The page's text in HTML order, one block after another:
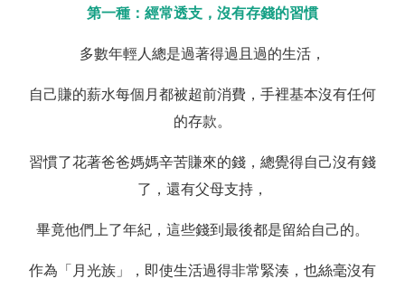
第一種：經常透支，沒有存錢的習慣
多數年輕人總是過著得過且過的生活，
自己賺的薪水每個月都被超前消費，手裡基本沒有任何
的存款。
習慣了花著爸爸媽媽辛苦賺來的錢，總覺得自己沒有錢
了，還有父母支持，
畢竟他們上了年紀，這些錢到最後都是留給自己的。
作為「月光族」，即使生活過得非常緊湊，也絲毫沒有